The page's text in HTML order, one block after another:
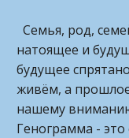
Семья, род,
натоящее и
будущее
живём, а
нашему
Генограмма - это